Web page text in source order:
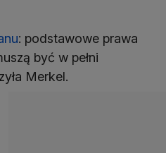
: podstawowe prawa
być w pełni
Merkel.